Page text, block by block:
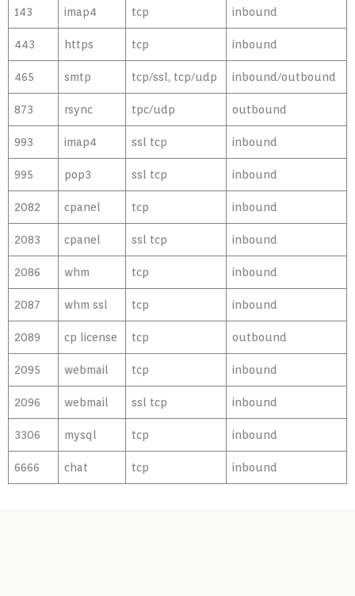
143 imap4 tcp inbound
443 https tcp inbound
465 smtp tcp/ssl, tcp/udp inbound/outbound
873 rsync tpc/udp outbound
993 imap4 ssl tcp inbound
995 pop3 ssl tcp inbound
2082 cpanel tcp inbound
2083 cpanel ssl tcp inbound
2086 whm tcp inbound
2087 whm ssl tcp inbound
2089 cp license tcp outbound
2095 webmail tcp inbound
2096 webmail ssl tcp inbound
3306 mysql tcp inbound
6666 chat tcp inbound